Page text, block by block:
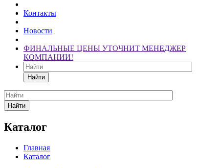
Контакты
Новости
ФИНАЛЬНЫЕ ЦЕНЫ УТОЧНИТ МЕНЕДЖЕР
КОМПАНИИ!
Найти
Найти
Каталог
Главная
Каталог